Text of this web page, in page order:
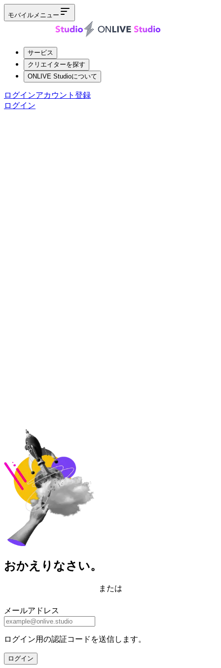
モバイルメニュー
サービス
クリエイターを探す
ONLIVE Studioについて
ログインアカウント登録
ログイン
おかえりなさい。
または
メールアドレス
ログイン用の認証コードを送信します。
ログイン